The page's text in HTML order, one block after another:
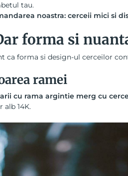
tau.
noastra: cerceii mici si
forma si
ca forma si design-ul cerceilor
ramei
cu rama argintie merg cu
alb 14K.